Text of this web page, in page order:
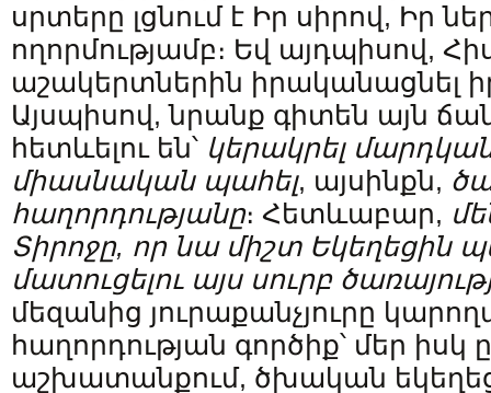
սրտերը լցնում է Իր սիրով, Իր
ողորմությամբ։ Եվ այդպիսով,
աշակերտներին իրականացնել
Այսպիսով, նրանք գիտեն այն
հետևելու են՝ կերակրել
միասնական պահել, այսինքն,
հաղորդությանը։ Հետևաբար,
Տիրոջը, որ նա միշտ Եկեղեցին
մատուցելու այս սուրբ
մեզանից յուրաքանչյուրը
հաղորդության գործիք՝ մեր իսկ
աշխատանքում, ծխական